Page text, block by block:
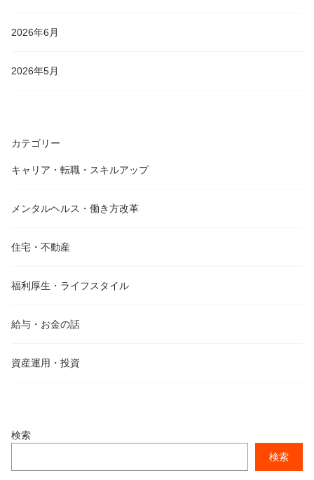
2026年6月
2026年5月
カテゴリー
キャリア・転職・スキルアップ
メンタルヘルス・働き方改革
住宅・不動産
福利厚生・ライフスタイル
給与・お金の話
資産運用・投資
検索
検索